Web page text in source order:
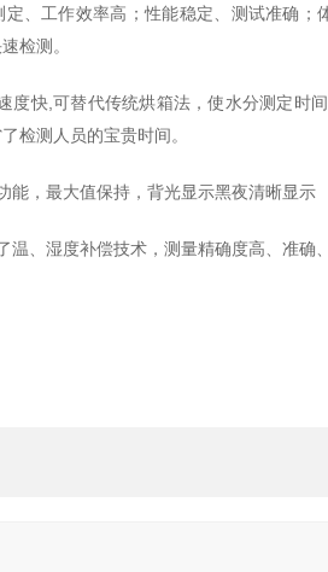
定、工作效率高；性能稳定、测试准确
检测。
度快,可替代传统烘箱法，使水分测定时
检测人员的宝贵时间。
能，最大值保持，背光显示黑夜清晰显示
温、湿度补偿技术，测量精确度高、准确